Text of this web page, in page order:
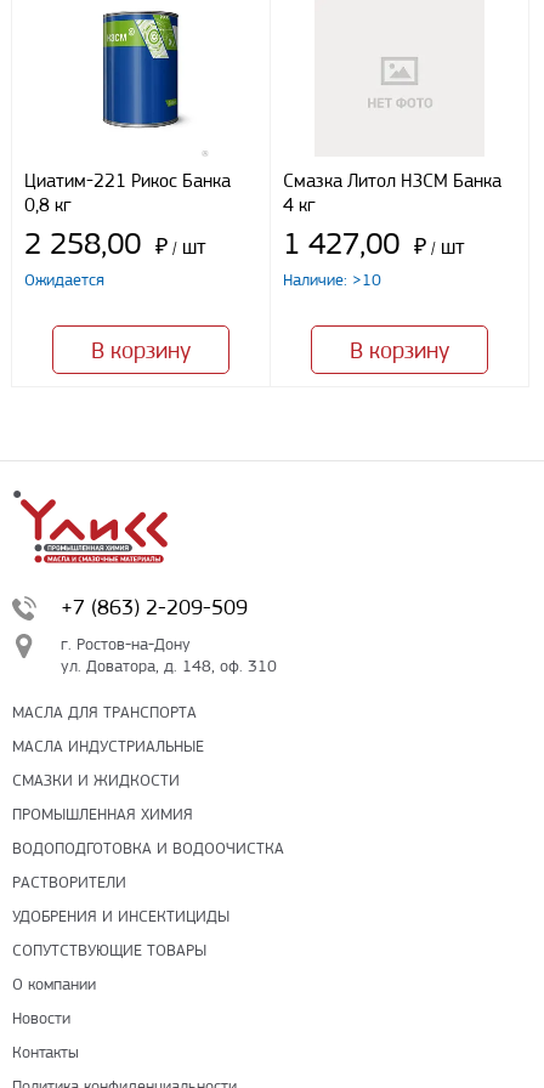
Отправить
Циатим-221 Рикос Банка
0,8 кг
2 258,00 ₽ / шт
Ожидается
В корзину
Смазка Литол НЗСМ Банка
4 кг
1 427,00 ₽ / шт
Наличие: >10
В корзину
+7 (863) 2-209-509
г. Ростов-на-Дону
ул. Доватора, д. 148, оф. 310
МАСЛА ДЛЯ ТРАНСПОРТА
МАСЛА ИНДУСТРИАЛЬНЫЕ
СМАЗКИ И ЖИДКОСТИ
ПРОМЫШЛЕННАЯ ХИМИЯ
ВОДОПОДГОТОВКА И ВОДООЧИСТКА
РАСТВОРИТЕЛИ
УДОБРЕНИЯ И ИНСЕКТИЦИДЫ
СОПУТСТВУЮЩИЕ ТОВАРЫ
О компании
Новости
Контакты